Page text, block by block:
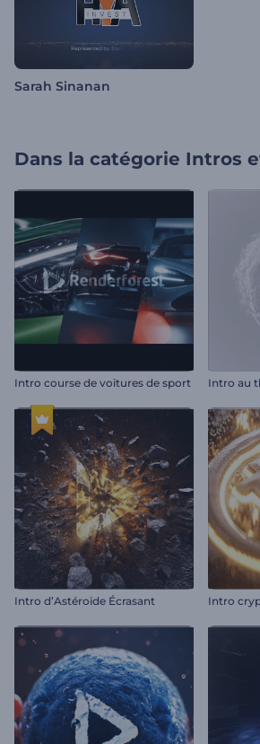
Sarah Sinanan
Dans la catégorie Intros
Intro course de voitures de sport Intro au
Intro d’Astéroïde Écrasant Intro